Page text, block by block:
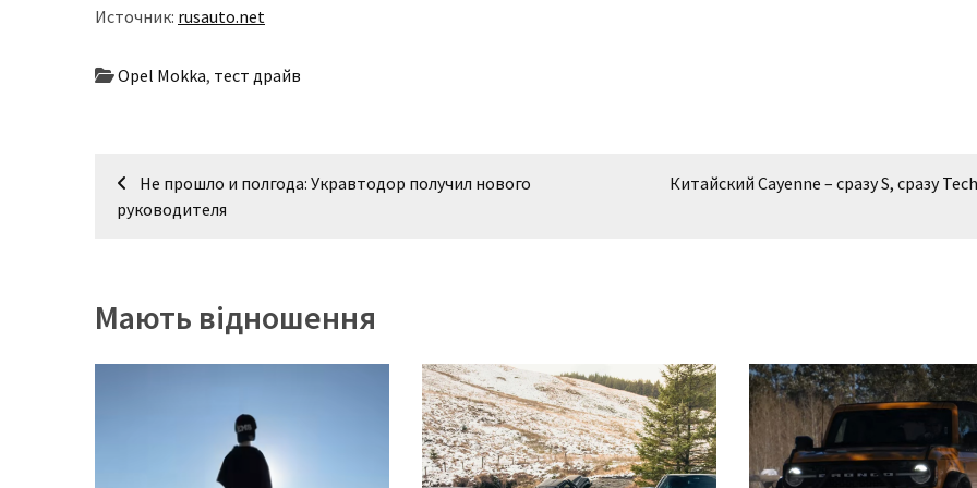
Источник: rusauto.net
Opel Mokka, тест драйв
Навігація
записів
Не прошло и полгода: Укравтодор получил нового
руководителя
Китайский Cayenne – сразу S, сразу
Мають відношення